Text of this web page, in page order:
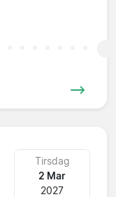
Tirsdag
2 Mar
2027